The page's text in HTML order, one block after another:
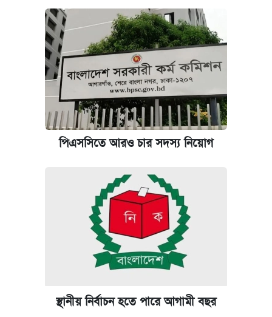
পিএসসিতে আরও চার সদস্য নিয়োগ
স্থানীয় নির্বাচন হতে পারে আগামী বছর